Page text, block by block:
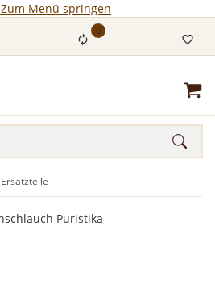
Zum Menü springen
0
Ersatzteile